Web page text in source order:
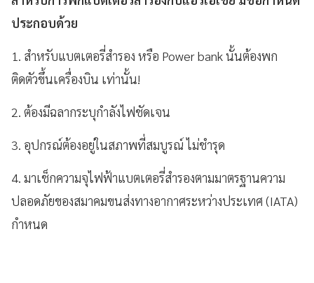
ประกอบด้วย
1. สำหรับแบตเตอรี่สำรอง หรือ Power bank นั้นต้องพก
ติดตัวขึ้นเครื่องบิน เท่านั้น!
2. ต้องมีฉลากระบุกำลังไฟชัดเจน
3. อุปกรณ์ต้องอยู่ในสภาพที่สมบูรณ์ ไม่ชำรุด
4. มาเช็กความจุไฟฟ้าแบตเตอรี่สำรองตามมาตรฐานความ
ปลอดภัยของสมาคมขนส่งทางอากาศระหว่างประเทศ (IATA)
กำหนด